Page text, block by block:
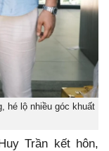
hé lộ nhiều góc khuất
Trần kết hôn,